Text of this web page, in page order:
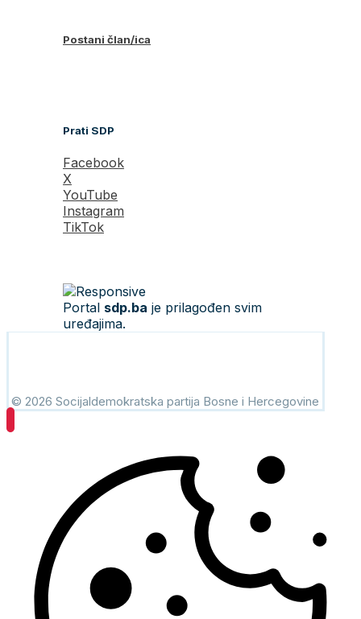
Postani član/ica
Prati SDP
Facebook
X
YouTube
Instagram
TikTok
Portal sdp.ba je prilagođen svim
uređajima.
© 2026 Socijaldemokratska partija Bosne i Hercegovine